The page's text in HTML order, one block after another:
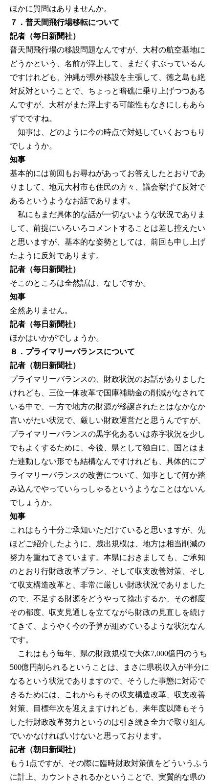
ほかに質問はありませんか。
７．普天間飛行場移転について
記者（毎日新聞社）
普天間飛行場の移設問題なんですが、大村の航空基地に
どうかという、名前が浮上して、まだくすぶっているん
ですけれども、沖縄が県外移設を主張して、徳之島も絶
対反対ということで、ちょっと暗礁に乗り上げつつある
んですが、大村がまた浮上する可能性もなきにしもあら
ずでですね。
知事は、どのように今の時点で対処していくおつもり
でしょうか。
知事
基本的には前回もお尋ねがあってお答えしたとおりであ
りまして、地元大村市も住民の方々、議会挙げて反対で
あるというようなお話であります。
私にもまだ具体的な話が一切ないような状況でありま
して、前提にいろいろコメントすることは差し控えたい
と思いますが、基本的な姿勢としては、前回も申し上げ
たように反対であります。
記者（毎日新聞社）
そこのところは全然話は、なしですか。
知事
全然ありません。
記者（毎日新聞社）
ほかはいかがでしょうか。
８．プライマリーバランスについて
記者（朝日新聞社）
プライマリーバランスの、財政状況のお話がありました
けれども、三位一体改革で国庫補助金の削減がなされて
いる中で、一方で地方の財源が移譲されたとはなかなか
言いがたい状況で、厳しい財政運営だと思うんですが、
プライマリーバランスの黒字化あるいは赤字状況を少し
でもよくするために、今後、県として独自に、国とはま
た連動しない形でも結構なんですけれども、具体的にプ
ライマリーバランスの改善について、知事として何か踏
み込んでやっていらっしゃるというようなことはないん
でしょうか。
知事
これはもう十分ご承知いただけていると思いますが、先
ほどご紹介したように、歳出規模は、地方は相当削減の
努力を重ねてきています。本県におきましても、ご承知
のとおり行財政改革プラン、そして収支改善対策、そし
て収支構造改革と、非常に厳しい財政状況でありました
ので、不足する財源をどうやって捻出するか、その都度
その都度、収支見通しを立てながら財政の見直しを続け
てきて、ようやく今の予算が組めているような状況なん
です。
これはもう毎年、県の財政規模で大体7,000億円のうち
500億円削られるということは、まさに県税収入が半分に
なるという状況でありますので、そうした事態に対応で
きるためには、これからもその収支構造改革、収支改善
対策、目標年次を迎えますけれども、来年度以降もそう
した行財政改革努力というのは引き続き全力で取り組ん
でいかなければいけないと思っております。
記者（朝日新聞社）
もう1点ですが、その際に臨時財政対策債をどういうふう
に計上、カウントされるかということで、実質的な県の